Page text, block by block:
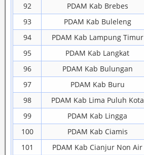
92
PDAM Kab Brebes
93
PDAM Kab Buleleng
94
PDAM Kab Lampung Timur
95
PDAM Kab Langkat
96
PDAM Kab Bulungan
97
PDAM Kab Buru
98
PDAM Kab Lima Puluh Kota
99
PDAM Kab Lingga
100
PDAM Kab Ciamis
101
PDAM Kab Cianjur Non Air